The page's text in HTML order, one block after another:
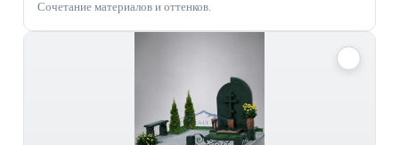
Сочетание материалов и оттенков.